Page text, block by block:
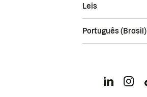
Leis
Português (Brasil)